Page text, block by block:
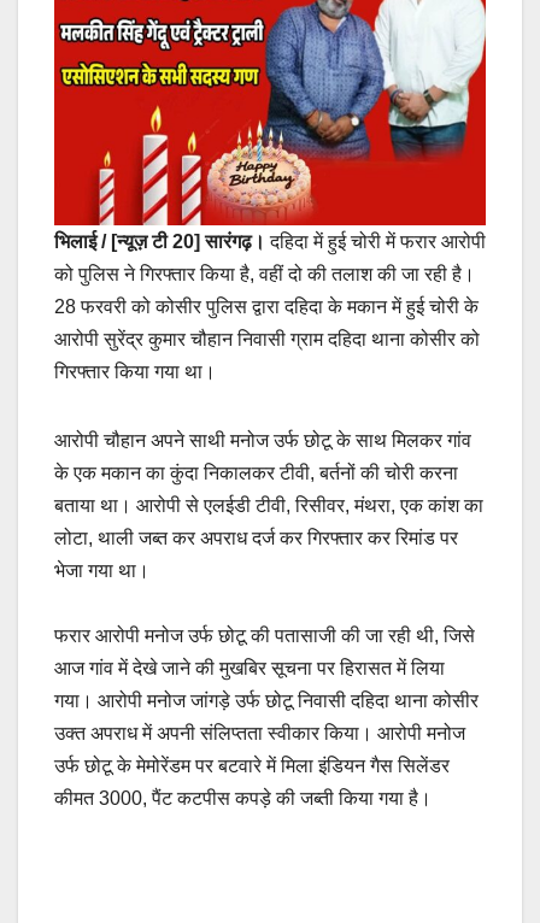
भिलाई / [न्यूज़ टी 20] सारंगढ़। दहिदा में हुई चोरी में फरार आरोपी
को पुलिस ने गिरफ्तार किया है, वहीं दो की तलाश की जा रही है।
28 फरवरी को कोसीर पुलिस द्वारा दहिदा के मकान में हुई चोरी के
आरोपी सुरेंद्र कुमार चौहान निवासी ग्राम दहिदा थाना कोसीर को
गिरफ्तार किया गया था।
आरोपी चौहान अपने साथी मनोज उर्फ छोटू के साथ मिलकर गांव
के एक मकान का कुंदा निकालकर टीवी, बर्तनों की चोरी करना
बताया था। आरोपी से एलईडी टीवी, रिसीवर, मंथरा, एक कांश का
लोटा, थाली जब्त कर अपराध दर्ज कर गिरफ्तार कर रिमांड पर
भेजा गया था।
फरार आरोपी मनोज उर्फ छोटू की पतासाजी की जा रही थी, जिसे
आज गांव में देखे जाने की मुखबिर सूचना पर हिरासत में लिया
गया। आरोपी मनोज जांगड़े उर्फ छोटू निवासी दहिदा थाना कोसीर
उक्त अपराध में अपनी संलिप्तता स्वीकार किया। आरोपी मनोज
उर्फ छोटू के मेमोरेंडम पर बटवारे में मिला इंडियन गैस सिलेंडर
कीमत 3000, पैंट कटपीस कपड़े की जब्ती किया गया है।